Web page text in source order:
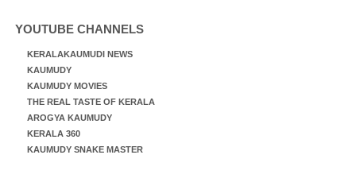
YOUTUBE CHANNELS
KERALAKAUMUDI NEWS
KAUMUDY
KAUMUDY MOVIES
THE REAL TASTE OF KERALA
AROGYA KAUMUDY
KERALA 360
KAUMUDY SNAKE MASTER